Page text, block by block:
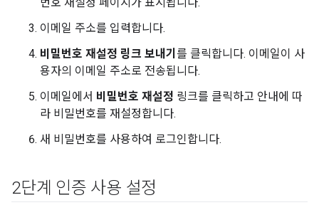
이메일 주소를 입력합니다.
비밀번호 재설정 링크 보내기 를 클릭합니다. 이메일이 사
용자의 이메일 주소로 전송됩니다.
이메일에서 비밀번호 재설정 링크를 클릭하고 안내에 따
라 비밀번호를 재설정합니다.
새 비밀번호를 사용하여 로그인합니다.
2단계 인증 사용 설정